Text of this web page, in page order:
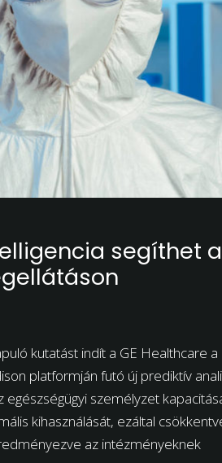
segíthet a
kutatást indít a GE Healthcare
platformján futó új prediktív
egészségügyi személyzet
kihasználását, ezáltal
az intézményeknek